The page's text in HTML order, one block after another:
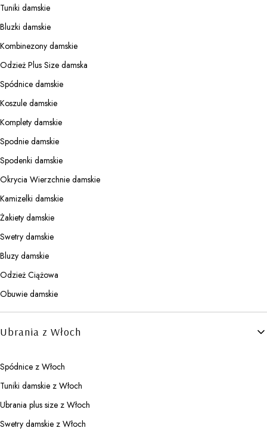
Tuniki damskie
Bluzki damskie
Kombinezony damskie
Odzież Plus Size damska
Spódnice damskie
Koszule damskie
Komplety damskie
Spodnie damskie
Spodenki damskie
Okrycia Wierzchnie damskie
Kamizelki damskie
Żakiety damskie
Swetry damskie
Bluzy damskie
Odzież Ciążowa
Obuwie damskie
Ubrania z Włoch
Spódnice z Włoch
Tuniki damskie z Włoch
Ubrania plus size z Włoch
Swetry damskie z Włoch